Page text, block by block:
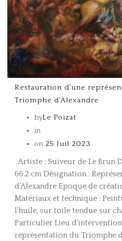
Restauration d’une
Triomphe d’Alexandre
byLe Poizat
in
on 25 Juil 2023
Artiste : Suiveur de Le Brun
66.2 cm Désignation :
d’Alexandre Epoque de
Matériaux et technique :
l’huile, sur toile tendue sur
Particulier Lieu
représentation du Triomphe